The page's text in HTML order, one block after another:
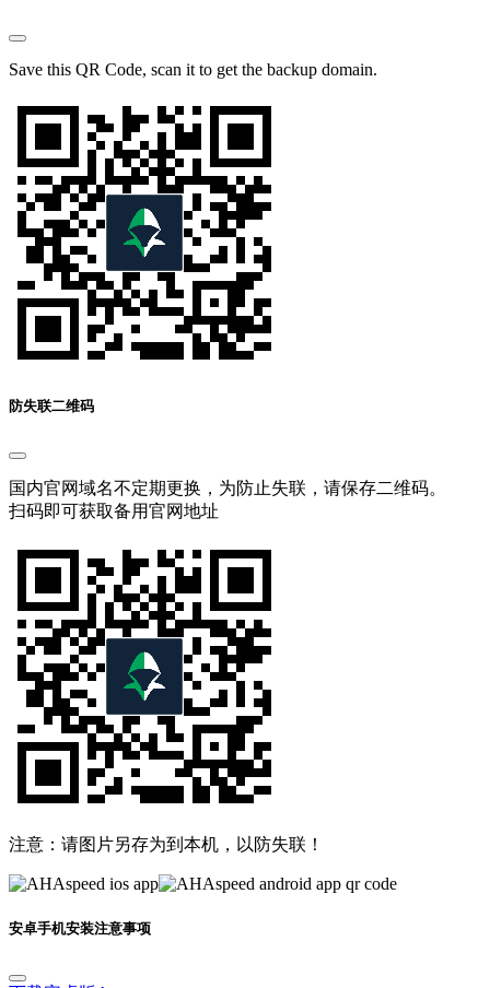
Save this QR Code, scan it to get the backup domain.
防失联二维码
国内官网域名不定期更换，为防止失联，请保存二维码。
扫码即可获取备用官网地址
注意：请图片另存为到本机，以防失联！
安卓手机安装注意事项